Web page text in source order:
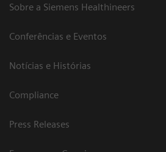
Sobre a Siemens Healthineers
Conferências e Eventos
Notícias e Histórias
Compliance
Press Releases